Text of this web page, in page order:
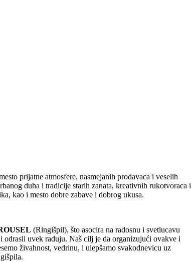
prijatne atmosfere, nasmejanih prodavaca i veselih
duha i tradicije starih zanata, kreativnih rukotvoraca i
kao i mesto dobre zabave i dobrog ukusa.
(Ringišpil), što asocira na radosnu i svetlucavu
odrasli uvek raduju. Naš cilj je da organizujući ovakve i
živahnost, vedrinu, i ulepšamo svakodnevicu uz